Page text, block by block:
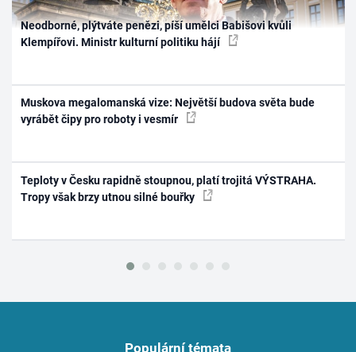
Neodborné, plýtváte penězi, píší umělci Babišovi kvůli
Klempířovi. Ministr kulturní politiku hájí
Muskova megalomanská vize: Největší budova světa bude
vyrábět čipy pro roboty i vesmír
Teploty v Česku rapidně stoupnou, platí trojitá VÝSTRAHA.
Tropy však brzy utnou silné bouřky
Populární témata